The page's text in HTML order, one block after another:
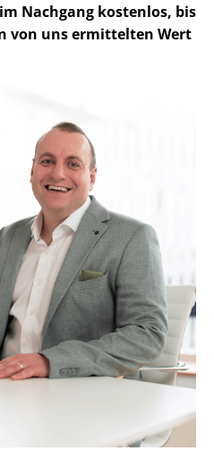
Nachgang kostenlos, bis
von uns ermittelten Wert